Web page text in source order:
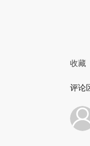
收藏
评论